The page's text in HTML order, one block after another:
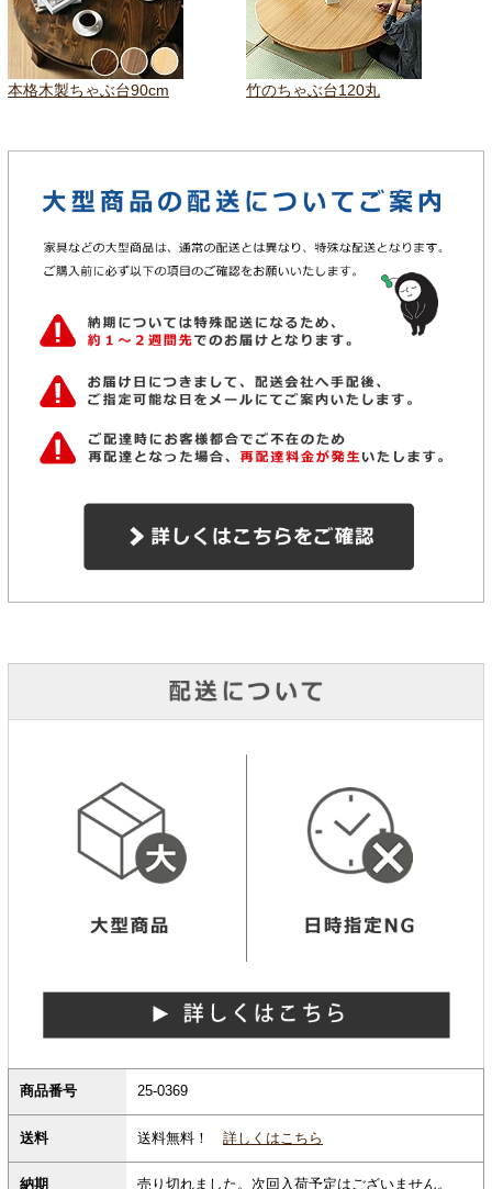
本格木製ちゃぶ台90cm 竹のちゃぶ台120丸
商品番号 25-0369
送料 送料無料！ 詳しくはこちら
納期 売り切れました。次回入荷予定はございません。